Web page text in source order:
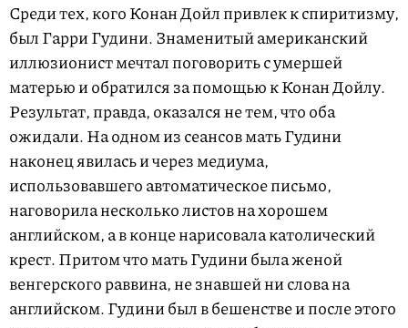
Среди тех, кого Конан Дойл привлек к спиритизму,
был Гарри Гудини. Знаменитый американский
иллюзионист мечтал поговорить с умершей
матерью и обратился за помощью к Конан Дойлу.
Результат, правда, оказался не тем, что оба
ожидали. На одном из сеансов мать Гудини
наконец явилась и через медиума,
использовавшего автоматическое письмо,
наговорила несколько листов на хорошем
английском, а в конце нарисовала католический
крест. Притом что мать Гудини была женой
венгерского раввина, не знавшей ни слова на
английском. Гудини был в бешенстве и после этого